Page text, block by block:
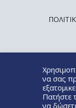
@ICAP
να σας
Πατήστε
να